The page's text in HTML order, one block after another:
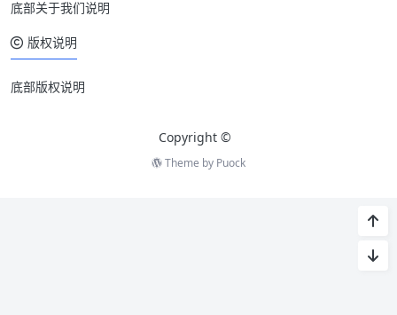
底部关于我们说明
版权说明
底部版权说明
Copyright ©
Theme by Puock